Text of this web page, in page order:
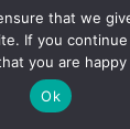
можна з
that we
If you
you are
Ok